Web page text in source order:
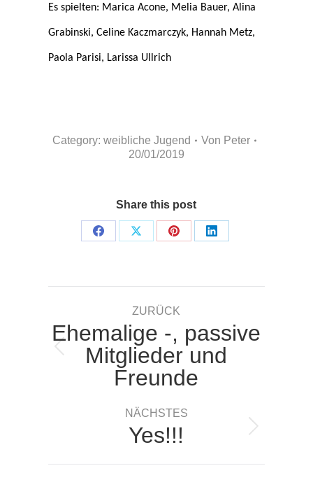
Es spielten: Marica Acone, Melia Bauer, Alina
Grabinski, Celine Kaczmarczyk, Hannah Metz,
Paola Parisi, Larissa Ullrich
Category: weibliche Jugend Von Peter
20/01/2019
Share this post
Share
Share
Share
Share
ZURÜCK
Vorheriger
Beitrag:
Ehemalige -, passive
Mitglieder und
Freunde
NÄCHSTES
Nächster
Yes!!!